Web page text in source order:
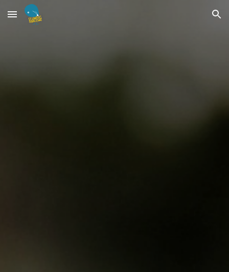
Skip to main content Skip to navigation